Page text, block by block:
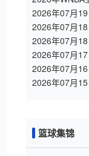
项赛 全场录像
2026年07月
鹕 全场录像
2026年07月
全场录像
2026年07月
国U17女篮 -
2026年07月
金 全场录像
2026年07月
国王 全场录像
2026年07月
篮球集锦